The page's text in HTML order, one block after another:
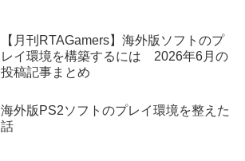
【月刊RTAGamers】海外版ソフトのプ
レイ環境を構築するには 2026年6月の
投稿記事まとめ
海外版PS2ソフトのプレイ環境を整えた
話